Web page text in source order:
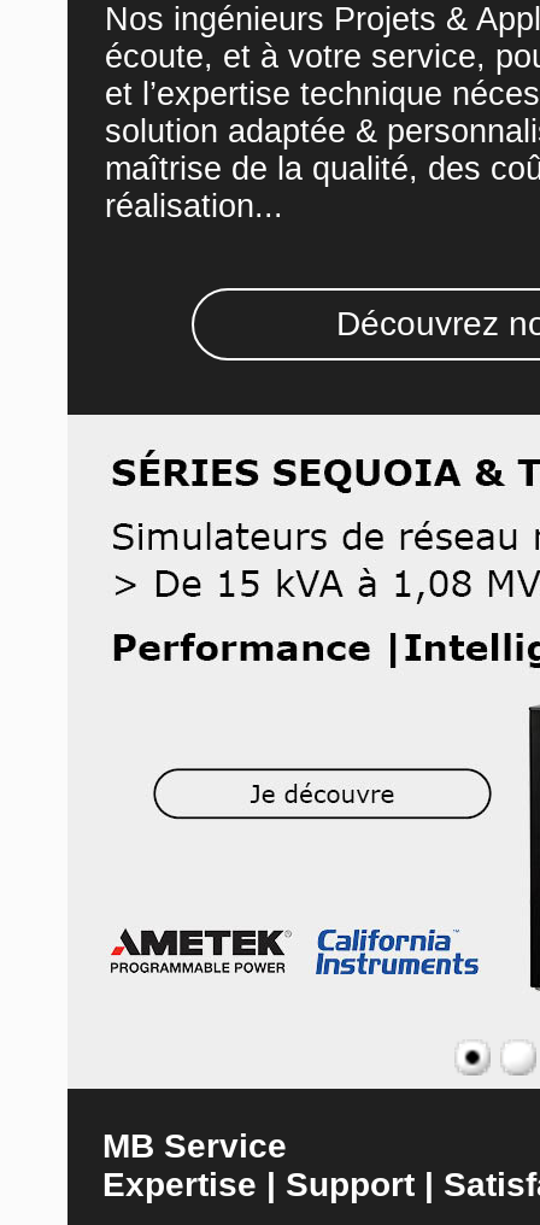
Nos ingénieurs Projets &
écoute, et à votre service,
et l’expertise technique
solution adaptée &
maîtrise de la qualité, des
réalisation...
Découvrez
MB Service
Expertise | Support |